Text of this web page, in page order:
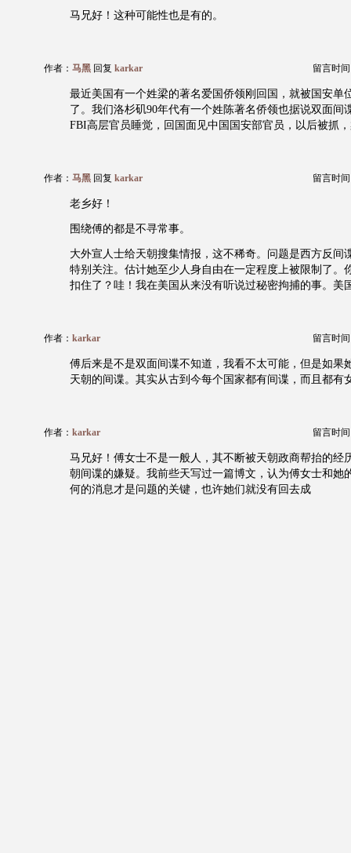
马兄好！这种可能性也是有的。
作者： 马黑 回复 karkar 留言时间
最近美国有一个姓梁的著名爱国侨领刚回国，就被国安单
了。我们洛杉矶90年代有一个姓陈著名侨领也据说双面间
FBI高层官员睡觉，回国面见中国国安部官员，以后被抓
作者： 马黑 回复 karkar 留言时间
老乡好！
围绕傅的都是不寻常事。
大外宣人士给天朝搜集情报，这不稀奇。问题是西方反间
特别关注。估计她至少人身自由在一定程度上被限制了。
扣住了？哇！我在美国从来没有听说过秘密拘捕的事。美
作者： karkar 留言时间
傅后来是不是双面间谍不知道，我看不太可能，但是如果
天朝的间谍。其实从古到今每个国家都有间谍，而且都有
作者： karkar 留言时间
马兄好！傅女士不是一般人，其不断被天朝政商帮抬的经
朝间谍的嫌疑。我前些天写过一篇博文，认为傅女士和她
何的消息才是问题的关键，也许她们就没有回去成